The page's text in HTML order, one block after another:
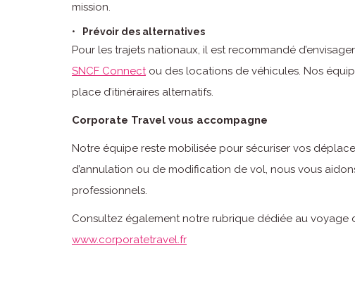
mission.
Prévoir des alternatives
Pour les trajets nationaux, il est recommandé
SNCF Connectou des locations de véhicules. Nos
place d’itinéraires alternatifs.
Corporate Travel vous accompagne
Notre équipe reste mobilisée pour sécuriser vos
d’annulation ou de modification de vol, nous vous
professionnels.
Consultez également notre rubrique dédiée au voyage
www.corporatetravel.fr